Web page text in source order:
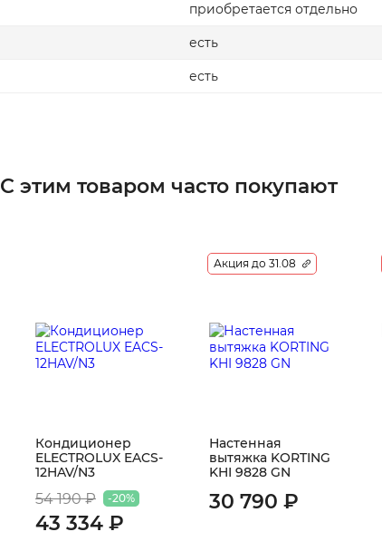
приобретается отдельно
есть
есть
С этим товаром часто покупают
Кондиционер
ELECTROLUX EACS-
12HAV/N3
54 190 ₽ -20%
43 334 ₽
Акция до 31.08
Настенная
вытяжка KORTING
KHI 9828 GN
30 790 ₽